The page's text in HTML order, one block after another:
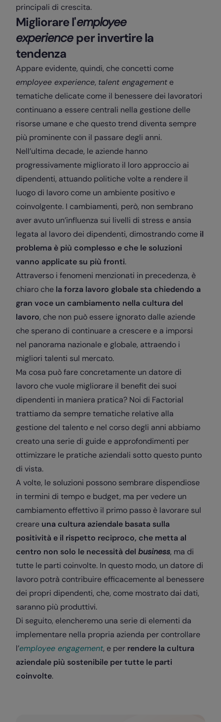
principali di crescita.
Migliorare l'employee
experienceper invertire la
tendenza
Appare evidente, quindi, che concetti come
employee experience, talent engagement e
tematiche delicate come il benessere dei lavoratori
continuano a essere centrali nella gestione delle
risorse umane e che questo trend diventa sempre
più prominente con il passare degli anni.
Nell’ultima decade, le aziende hanno
progressivamente migliorato il loro approccio ai
dipendenti, attuando politiche volte a rendere il
luogo di lavoro come un ambiente positivo e
coinvolgente. I cambiamenti, però, non sembrano
aver avuto un’influenza sui livelli di stress e ansia
legata al lavoro dei dipendenti, dimostrando come il
problema è più complesso e che le soluzioni
vanno applicate su più fronti.
Attraverso i fenomeni menzionati in precedenza, è
chiaro che la forza lavoro globale sta chiedendo a
gran voce un cambiamento nella cultura del
lavoro, che non può essere ignorato dalle aziende
che sperano di continuare a crescere e a imporsi
nel panorama nazionale e globale, attraendo i
migliori talenti sul mercato.
Ma cosa può fare concretamente un datore di
lavoro che vuole migliorare il benefit dei suoi
dipendenti in maniera pratica? Noi di Factorial
trattiamo da sempre tematiche relative alla
gestione del talento e nel corso degli anni abbiamo
creato una serie di guide e approfondimenti per
ottimizzare le pratiche aziendali sotto questo punto
di vista.
A volte, le soluzioni possono sembrare dispendiose
in termini di tempo e budget, ma per vedere un
cambiamento effettivo il primo passo è lavorare sul
creare una cultura aziendale basata sulla
positività e il rispetto reciproco, che metta al
centro non solo le necessità del business, ma di
tutte le parti coinvolte. In questo modo, un datore di
lavoro potrà contribuire efficacemente al benessere
dei propri dipendenti, che, come mostrato dai dati,
saranno più produttivi.
Di seguito, elencheremo una serie di elementi da
implementare nella propria azienda per controllare
l’employee engagement, e per rendere la cultura
aziendale più sostenibile per tutte le parti
coinvolte.